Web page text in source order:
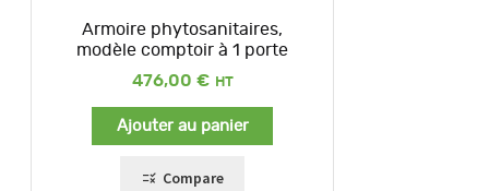
Armoire phytosanitaires,
modèle comptoir à 1 porte
476,00 €
Ajouter au panier
Compare